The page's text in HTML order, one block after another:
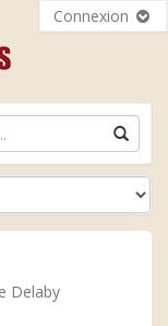
Connexion
Delaby